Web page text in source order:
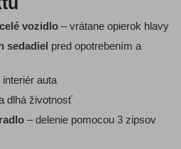
vozidlo – vrátane opierok hlavy
sedadiel pred opotrebením a
auta
dlhá životnosť
– delenie pomocou 3 zipsov